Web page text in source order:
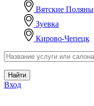
Вятские Поляны
Зуевка
Кирово-Чепецк
Найти
Вход